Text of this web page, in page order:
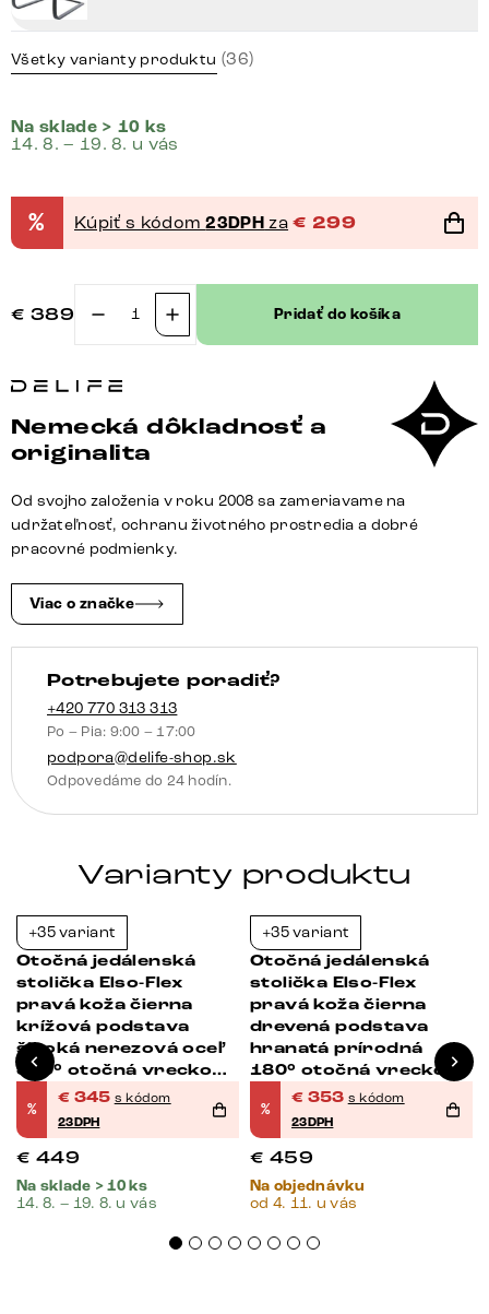
Všetky varianty produktu (36)
Na sklade > 10 ks
14. 8. – 19. 8. u vás
% Kúpiť s kódom23DPH za € 299
€ 389
množstvo
stolička
Flex
pravá
koža
čierna
jedálenská
plochá
čierna
vrecková
pružina
Pridať do košíka
Nemecká dôkladnosť a
originalita
Od svojho založenia v roku 2008 sa zameriavame na
udržateľnosť, ochranu životného prostredia a dobré
pracovné podmienky.
Viac o značke
Potrebujete poradiť?
+420 770 313 313
Po – Pia: 9:00 – 17:00
podpora@delife-shop.sk
Odpovedáme do 24 hodín.
Varianty produktu
+35 variant
Otočná jedálenská
stolička Elso-Flex
pravá koža čierna
krížová podstava
široká nerezová oceľ
360° otočná vrecková
pružina
%
€ 345 s kódom
23DPH
€ 449
Na sklade > 10 ks
14. 8. – 19. 8. u vás
+35 variant
Otočná jedálenská
stolička Elso-Flex
pravá koža čierna
drevená podstava
hranatá prírodná
180° otočná vrecková
pružina
%
€ 353 s kódom
23DPH
€ 459
Na objednávku
od 4. 11. u vás